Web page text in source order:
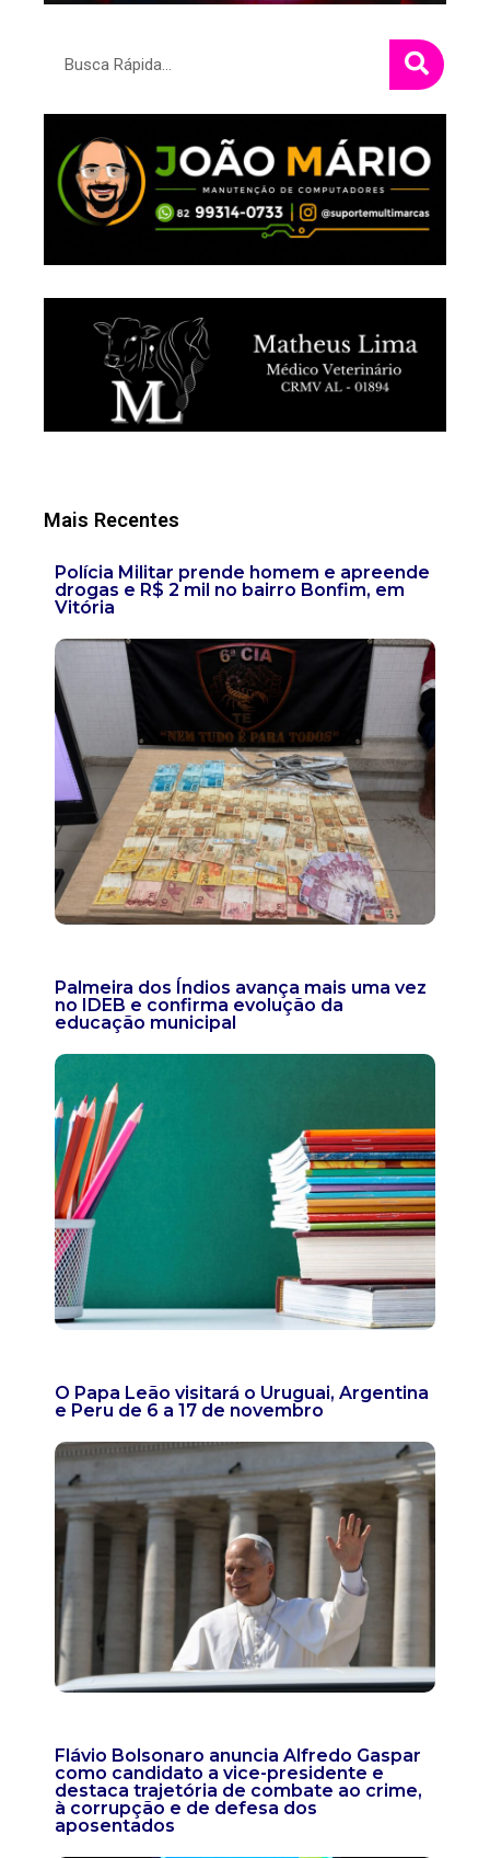
Mais Recentes
Polícia Militar prende homem e apreende
drogas e R$ 2 mil no bairro Bonfim, em
Vitória
Palmeira dos Índios avança mais uma vez
no IDEB e confirma evolução da
educação municipal
O Papa Leão visitará o Uruguai, Argentina
e Peru de 6 a 17 de novembro
Flávio Bolsonaro anuncia Alfredo Gaspar
como candidato a vice-presidente e
destaca trajetória de combate ao crime,
à corrupção e de defesa dos
aposentados